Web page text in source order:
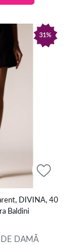
31%
DIVINA, 40
Baldini
DE DAMĂ